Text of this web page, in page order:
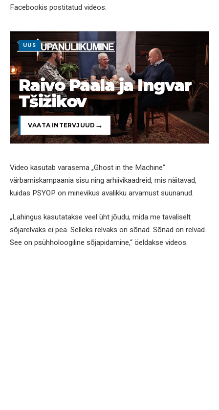
Facebookis postitatud videos.
UUS
Raivo Paala ja Ingvar
Tšižikov
VAATA INTERVJUUD
Video kasutab varasema „Ghost in the Machine”
värbamiskampaania sisu ning arhiivikaadreid, mis näitavad,
kuidas PSYOP on minevikus avalikku arvamust suunanud.
„Lahingus kasutatakse veel üht jõudu, mida me tavaliselt
sõjarelvaks ei pea. Selleks relvaks on sõnad. Sõnad on relvad.
See on psühholoogiline sõjapidamine,“ öeldakse videos.